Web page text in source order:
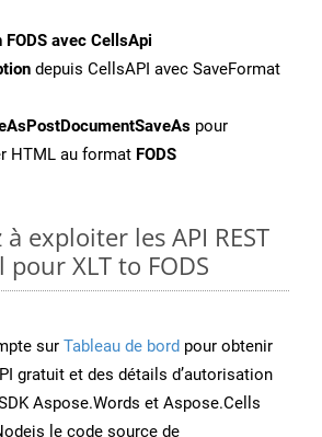
avec CellsApi
depuis CellsAPI avec SaveFormat
pour
HTML au format FODS
exploiter les API REST
pour XLT to FODS
sur Tableau de bord pour obtenir
gratuit et des détails d’autorisation
Aspose.Words et Aspose.Cells
le code source de